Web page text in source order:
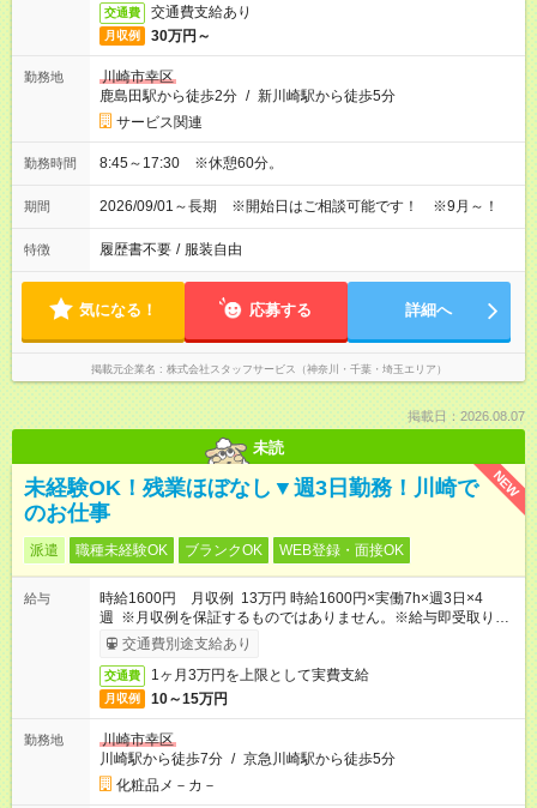
交通費 交通費支給あり
月収例 30万円～
勤務地
川崎市幸区
鹿島田駅から徒歩2分 / 新川崎駅から徒歩5分
サービス関連
勤務時間 8:45～17:30 ※休憩60分。
期間 2026/09/01～長期 ※開始日はご相談可能です！ ※9月～！
特徴 履歴書不要 / 服装自由
気になる！ 応募する 詳細へ
掲載元企業名 株式会社スタッフサービス（神奈川・千葉・埼玉エリア）
掲載日：2026.08.07
未読
NEW
未経験OK！残業ほぼなし▼週3日勤務！川崎で
のお仕事
派遣 職種未経験OK ブランクOK WEB登録・面接OK
給与
時給1600円 月収例 13万円 時給1600円×実働7h×週3日×4
週 ※月収例を保証するものではありません。※給与即受取りサ
ービス利用可（利用条件有）
交通費別途支給あり
交通費 1ヶ月3万円を上限として実費支給
月収例 10～15万円
勤務地
川崎市幸区
川崎駅から徒歩7分 / 京急川崎駅から徒歩5分
化粧品メ－カ－